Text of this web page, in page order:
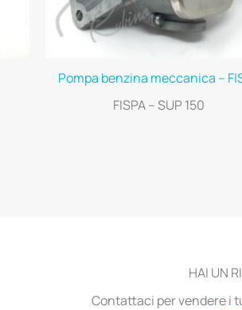
Pompa benzina meccanica –
FISPA – SUP 150
HAI UN
Contattaci per vendere i